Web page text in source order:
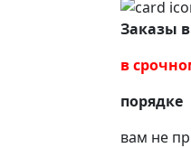
Заказы
в
порядке
вам не